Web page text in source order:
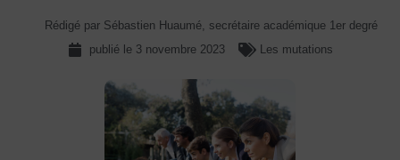
Rédigé par Sébastien Huaumé, secrétaire académique 1er degré
publié le 3 novembre 2023 Les mutations